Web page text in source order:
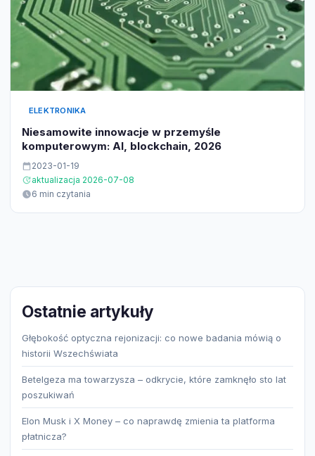
ELEKTRONIKA
Niesamowite innowacje w przemyśle
komputerowym: AI, blockchain, 2026
2023-01-19
aktualizacja 2026-07-08
6 min czytania
Ostatnie artykuły
Głębokość optyczna rejonizacji: co nowe badania mówią o
historii Wszechświata
Betelgeza ma towarzysza – odkrycie, które zamknęło sto lat
poszukiwań
Elon Musk i X Money – co naprawdę zmienia ta platforma
płatnicza?